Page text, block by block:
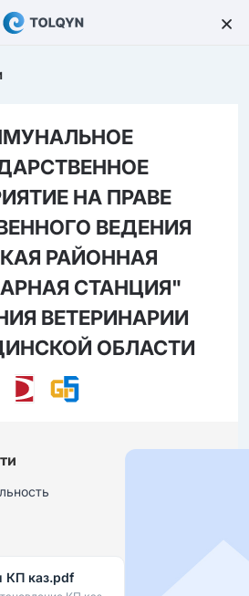
НА ПРАВЕ
ВЕДЕНИЯ
РАЙОННАЯ
СТАНЦИЯ"
ВЕТЕРИНАРИИ
ОБЛАСТИ
КП каз.pdf